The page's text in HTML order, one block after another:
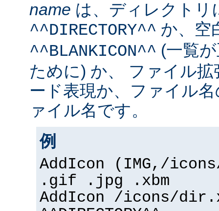
name は、ディレクトリ
^^DIRECTORY^^ か、空
^^BLANKICON^^ (一覧
ために) か、 ファイル
ード表現か、ファイル
ァイル名です。
例
AddIcon (IMG,/
.gif .jpg .xbm
AddIcon /icons/